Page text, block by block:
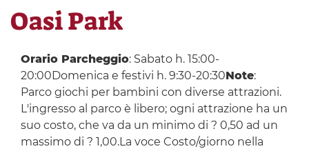
here
Oasi Park
Orario Parcheggio: Sabato h. 15:00-
20:00Domenica e festivi h. 9:30-20:30Note:
Parco giochi per bambini con diverse attrazioni.
L'ingresso al parco è libero; ogni attrazione ha un
suo costo, che va da un minimo di ? 0,50 ad un
massimo di ? 1,00.La voce Costo/giorno nella